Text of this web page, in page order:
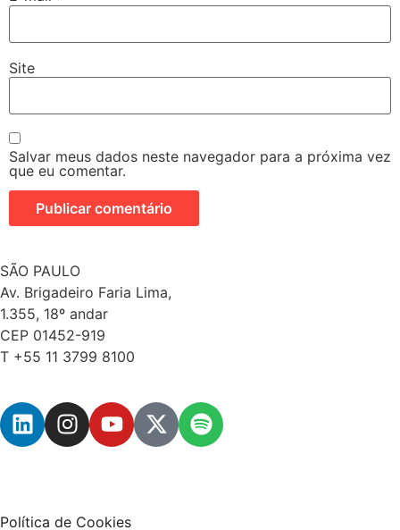
Site
Salvar meus dados neste navegador para a próxima vez
que eu comentar.
SÃO PAULO
Av. Brigadeiro Faria Lima,
1.355, 18º andar
CEP 01452-919
T +55 11 3799 8100
Política de Cookies